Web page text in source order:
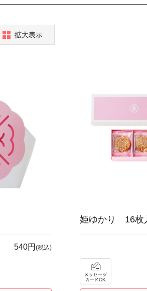
拡大表示
540円 (税込)
姫ゆかり 16枚